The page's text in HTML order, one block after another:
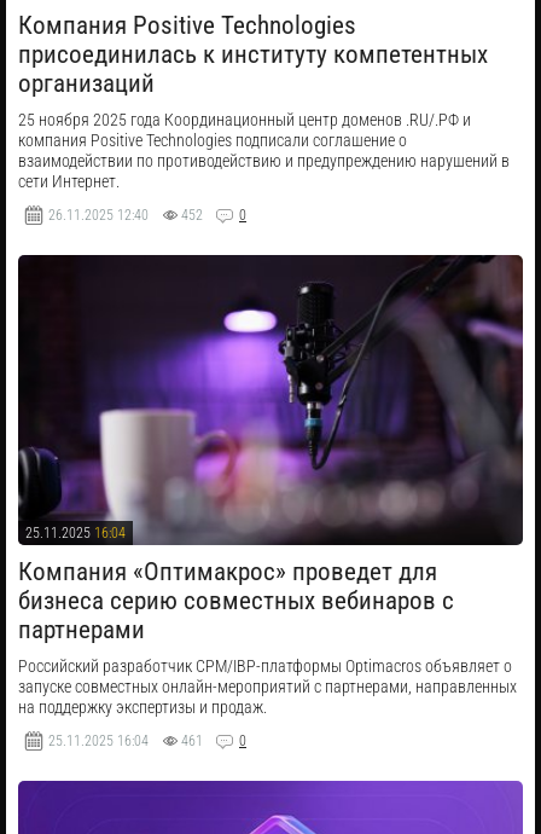
Компания Positive Technologies
присоединилась к институту компетентных
организаций
25 ноября 2025 года Координационный центр доменов .RU/.РФ и
компания Positive Technologies подписали cоглашение о
взаимодействии по противодействию и предупреждению нарушений в
сети Интернет.
26.11.2025 12:40 452 0
25.11.2025 16:04
Компания «Оптимакрос» проведет для
бизнеса серию совместных вебинаров с
партнерами
Российский разработчик CPM/IBP-платформы Optimacros объявляет о
запуске совместных онлайн-мероприятий с партнерами, направленных
на поддержку экспертизы и продаж.
25.11.2025 16:04 461 0